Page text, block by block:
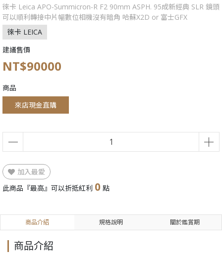
徠卡 Leica APO-Summicron-R F2 90mm ASPH. 95成新經典 SLR 鏡頭
可以順利轉接中片幅數位相機沒有暗角 哈蘇X2D or 富士GFX
徠卡 LEICA
建議售價
NT$90000
商品
來店現金直購
加入最愛
此商品『最高』可以折抵紅利 0 點
商品介紹 規格說明 關於鑑賞期
商品介紹